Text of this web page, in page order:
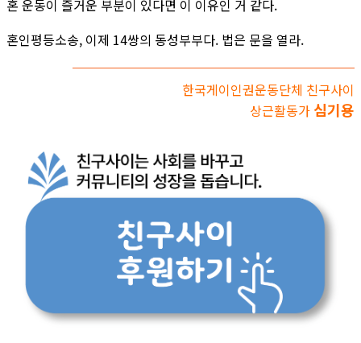
혼 운동이 즐거운 부분이 있다면 이 이유인 거 같다.
혼인평등소송, 이제 14쌍의 동성부부다. 법은 문을 열라.
한국게이인권운동단체 친구사이
상근활동가 심기용